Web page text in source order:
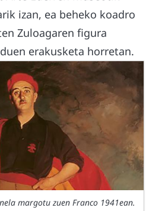
izan, ea beheko koadro
Zuloagaren figura
erakusketa horretan.
margotu zuen Franco 1941ean.